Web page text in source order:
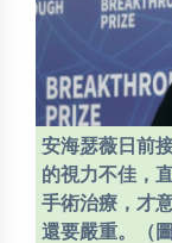
安海瑟薇日前
的視力不佳，
手術治療，才
還要嚴重。（